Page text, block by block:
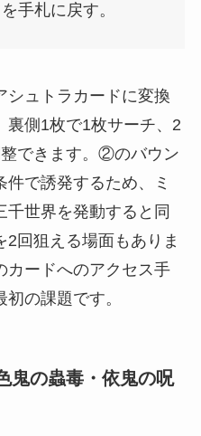
手札に戻す。
ュトラカードに変換
裏側1枚で1枚サーチ、2
できます。②のバウン
で誘発するため、ミ
千世界を発動すると同
回狙える場面もありま
カードへのアクセス手
の課題です。
鬼の蟲毒・依鬼の呪